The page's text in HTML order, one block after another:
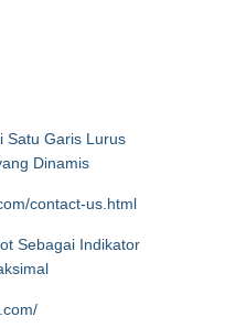
Satu Garis Lurus
Dinamis
contact-us.html
Sebagai Indikator